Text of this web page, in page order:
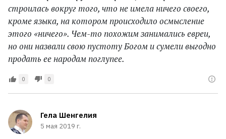
строилась вокруг того, что не имела ничего своего,
кроме языка, на котором происходило осмысление
этого «ничего». Чем-то похожим занимались евреи,
но они назвали свою пустоту Богом и сумели выгодно
продать ее народам поглупее.
0 0
Гела Шенгелия
5 мая 2019 г.